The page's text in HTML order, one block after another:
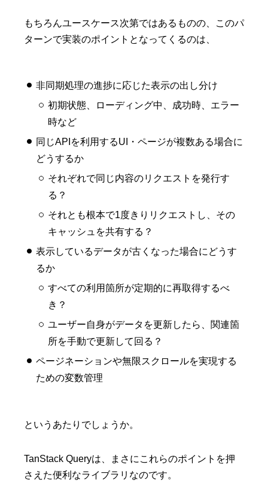
もちろんユースケース次第ではあるものの、このパ
ターンで実装のポイントとなってくるのは、
非同期処理の進捗に応じた表示の出し分け
初期状態、ローディング中、成功時、エラー
時など
同じAPIを利用するUI・ページが複数ある場合に
どうするか
それぞれで同じ内容のリクエストを発行す
る？
それとも根本で1度きりリクエストし、その
キャッシュを共有する？
表示しているデータが古くなった場合にどうす
るか
すべての利用箇所が定期的に再取得するべ
き？
ユーザー自身がデータを更新したら、関連箇
所を手動で更新して回る？
ページネーションや無限スクロールを実現する
ための変数管理
というあたりでしょうか。
TanStack Queryは、まさにこれらのポイントを押
さえた便利なライブラリなのです。